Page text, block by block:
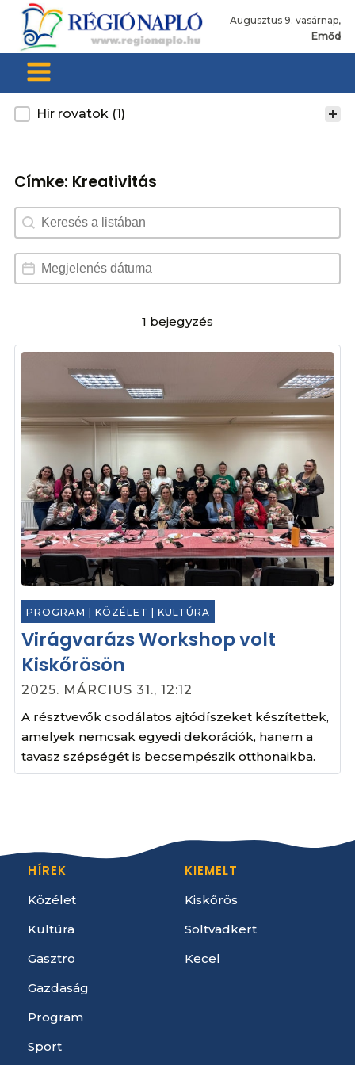
Augusztus 9. vasárnap,
Emőd
Kategoria
Hír rovatok (1)
Címke: Kreativitás
Search content
Dátum választó
Date
1 bejegyzés
PROGRAM KÖZÉLET KULTÚRA
Virágvarázs Workshop volt
Kiskőrösön
2025. MÁRCIUS 31., 12:12
A résztvevők csodálatos ajtódíszeket készítettek,
amelyek nemcsak egyedi dekorációk, hanem a
tavasz szépségét is becsempészik otthonaikba.
HÍREK
Közélet
Kultúra
Gasztro
Gazdaság
Program
Sport
KIEMELT
Kiskőrös
Soltvadkert
Kecel